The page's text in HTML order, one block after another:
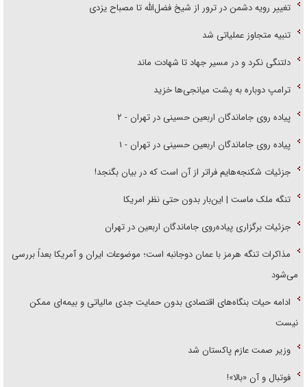
تغییر رویه دشمن در ترور از شیخ فضل‌الله تا مصباح یزدی
تنبیه متجاوز عملیاتی شد
دلتنگی نکرد و در مسیر جهاد تا شهادت ماند
ترامپ دوباره به پشت میانجی‌ها خزید
پیاده روی جاماندگان اربعین حسینی در تهران - ۲
پیاده روی جاماندگان اربعین حسینی در تهران - ۱
جزئیات شکنجه‌هایم فراتر از آن است که در بیان بگنجد!
تنگه ملک ماست | این‌بار بدون حتی نظر امریکا
جزئیات برگزاری پیاده‌روی جاماندگان اربعین در تهران
مذاکرات تنگه هرمز با عمان دوجانبه است؛ موضوعات ایران و آمریکا بعداً بررسی
می‌شود
ادامه حیات بنگاه‌های اقتصادی بدون حمایت جدی مالیاتی و بیمه‌ای ممکن
نیست
وزیر صمت عازم پاکستان شد
فوتبال و آن «بالا»!